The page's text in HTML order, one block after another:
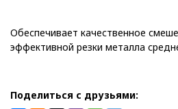
Обеспечивает качественное
эффективной резки металла
Поделиться с друзьями: